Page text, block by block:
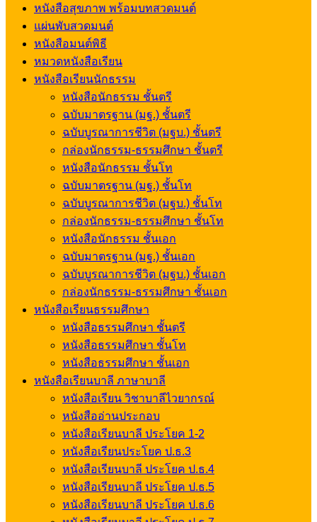
หนังสือสุขภาพ พร้อมบทสวดมนต์
แผ่นพับสวดมนต์
หนังสือมนต์พิธี
หมวดหนังสือเรียน
หนังสือเรียนนักธรรม
หนังสือนักธรรม ชั้นตรี
ฉบับมาตรฐาน (มฐ.) ชั้นตรี
ฉบับบูรณาการชีวิต (มฐบ.) ชั้นตรี
กล่องนักธรรม-ธรรมศึกษา ชั้นตรี
หนังสือนักธรรม ชั้นโท
ฉบับมาตรฐาน (มฐ.) ชั้นโท
ฉบับบูรณาการชีวิต (มฐบ.) ชั้นโท
กล่องนักธรรม-ธรรมศึกษา ชั้นโท
หนังสือนักธรรม ชั้นเอก
ฉบับมาตรฐาน (มฐ.) ชั้นเอก
ฉบับบูรณาการชีวิต (มฐบ.) ชั้นเอก
กล่องนักธรรม-ธรรมศึกษา ชั้นเอก
หนังสือเรียนธรรมศึกษา
หนังสือธรรมศึกษา ชั้นตรี
หนังสือธรรมศึกษา ชั้นโท
หนังสือธรรมศึกษา ชั้นเอก
หนังสือเรียนบาลี ภาษาบาลี
หนังสือเรียน วิชาบาลีไวยากรณ์
หนังสืออ่านประกอบ
หนังสือเรียนบาลี ประโยค 1-2
หนังสือเรียนประโยค ป.ธ.3
หนังสือเรียนบาลี ประโยค ป.ธ.4
หนังสือเรียนบาลี ประโยค ป.ธ.5
หนังสือเรียนบาลี ประโยค ป.ธ.6